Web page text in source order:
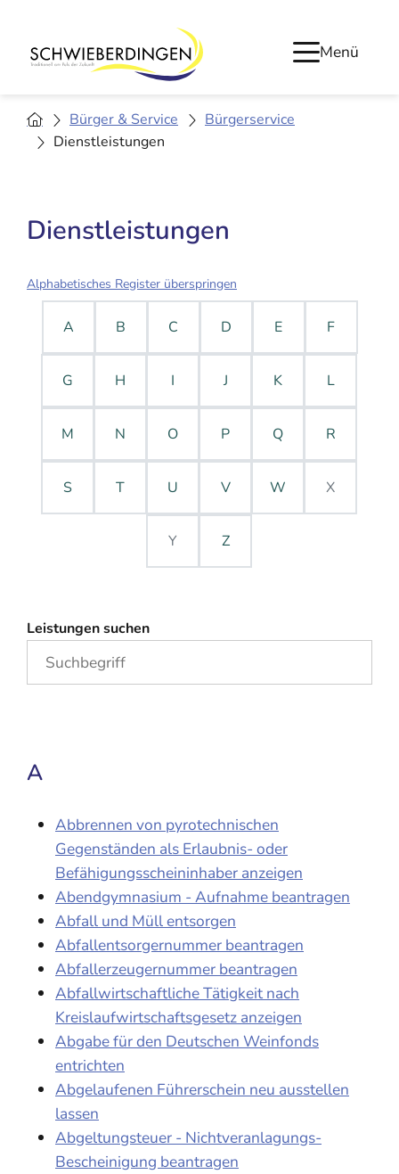
Menü
Bürger & Service
Bürgerservice
Dienstleistungen
Dienstleistungen
Alphabetisches Register überspringen
A B C D E F
G H I J K L
M N O P Q R
S T U V W X
Y Z
Leistungen suchen
A
Abbrennen von pyrotechnischen
Gegenständen als Erlaubnis- oder
Befähigungsscheininhaber anzeigen
Abendgymnasium - Aufnahme beantragen
Abfall und Müll entsorgen
Abfallentsorgernummer beantragen
Abfallerzeugernummer beantragen
Abfallwirtschaftliche Tätigkeit nach
Kreislaufwirtschaftsgesetz anzeigen
Abgabe für den Deutschen Weinfonds
entrichten
Abgelaufenen Führerschein neu ausstellen
lassen
Abgeltungsteuer - Nichtveranlagungs-
Bescheinigung beantragen